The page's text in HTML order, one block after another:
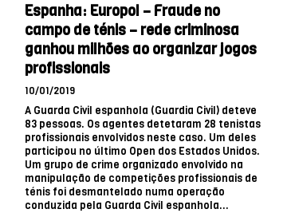
Espanha: Europol – Fraude no
campo de ténis – rede criminosa
ganhou milhões ao organizar jogos
profissionais
10/01/2019
A Guarda Civil espanhola (Guardia Civil) deteve
83 pessoas. Os agentes detetaram 28 tenistas
profissionais envolvidos neste caso. Um deles
participou no último Open dos Estados Unidos.
Um grupo de crime organizado envolvido na
manipulação de competições profissionais de
ténis foi desmantelado numa operação
conduzida pela Guarda Civil espanhola...